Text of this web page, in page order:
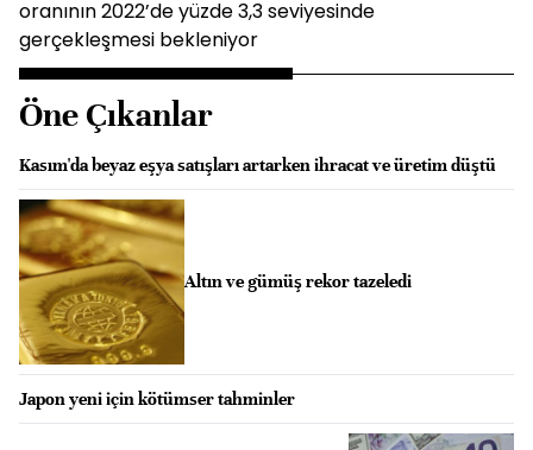
oranının 2022’de yüzde 3,3 seviyesinde
gerçekleşmesi bekleniyor
Öne Çıkanlar
Kasım'da beyaz eşya satışları artarken ihracat ve üretim düştü
Altın ve gümüş rekor tazeledi
Japon yeni için kötümser tahminler